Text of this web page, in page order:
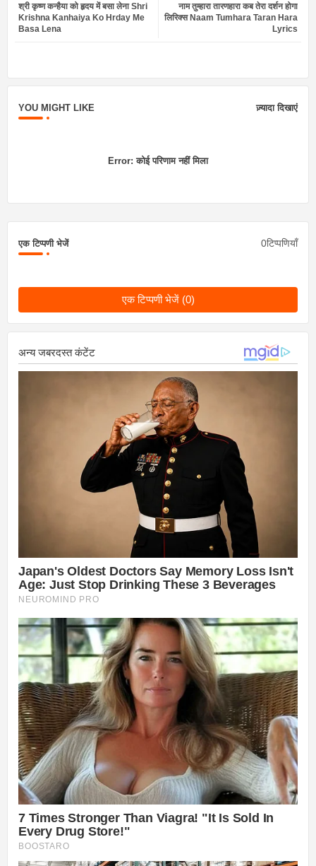
ter atsa
नाम तुम्हारा तारणहारा कब तेरा दर्शन होगा
लिरिक्स Naam Tumhara Taran Hara
Lyrics
श्री कृष्ण कन्हैया को हृदय में बसा लेना Shri
Krishna Kanhaiya Ko Hrday Me
Basa Lena
YOU MIGHT LIKE ज़्यादा दिखाएं
Error: कोई परिणाम नहीं मिला
एक टिप्पणी भेजें 0टिप्पणियाँ
एक टिप्पणी भेजें (0)